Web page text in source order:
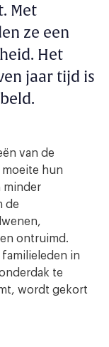
Met
ze een
Het
jaar tijd is
van de
hun
minder
de
ontruimd.
in
te
wordt gekort